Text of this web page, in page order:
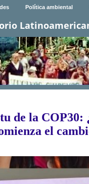
Política ambiental
de la
el